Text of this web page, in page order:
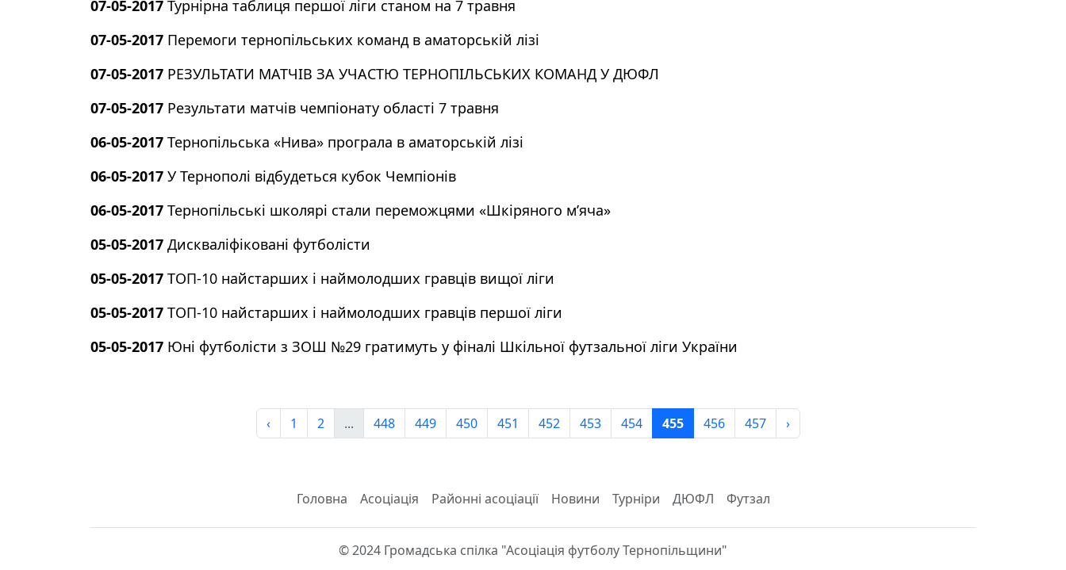
07-05-2017 Турнірна таблиця першої ліги станом на 7 травня
07-05-2017 Перемоги тернопільських команд в аматорській лізі
07-05-2017 РЕЗУЛЬТАТИ МАТЧІВ ЗА УЧАСТЮ ТЕРНОПІЛЬСЬКИХ КОМАНД У ДЮФЛ
07-05-2017 Результати матчів чемпіонату області 7 травня
06-05-2017 Тернопільська «Нива» програла в аматорській лізі
06-05-2017 У Тернополі відбудеться кубок Чемпіонів
06-05-2017 Тернопільські школярі стали переможцями «Шкіряного м’яча»
05-05-2017 Дискваліфіковані футболісти
05-05-2017 ТОП-10 найстарших і наймолодших гравців вищої ліги
05-05-2017 ТОП-10 найстарших і наймолодших гравців першої ліги
05-05-2017 Юні футболісти з ЗОШ №29 гратимуть у фіналі Шкільної футзальної ліги України
‹ 1 2 ... 448 449 450 451 452 453 454 455 456 457 ›
Головна Асоціація Районні асоціації Новини Турніри ДЮФЛ Футзал
© 2024 Громадська спілка "Асоціація футболу Тернопільщини"